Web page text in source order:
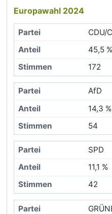
Europawahl 2024
CDU/
45,5 %
172
AfD
14,3 %
54
SPD
11,1 %
42